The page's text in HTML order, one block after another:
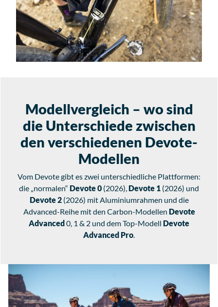
Modellvergleich – wo sind
die Unterschiede zwischen
den verschiedenen Devote-
Modellen
Vom Devote gibt es zwei unterschiedliche Plattformen:
die „normalen“ Devote 0 (2026), Devote 1 (2026) und
Devote 2(2026) mit Aluminiumrahmen und die
Advanced-Reihe mit den Carbon-Modellen Devote
Advanced0, 1 & 2 und dem Top-Modell Devote
Advanced Pro